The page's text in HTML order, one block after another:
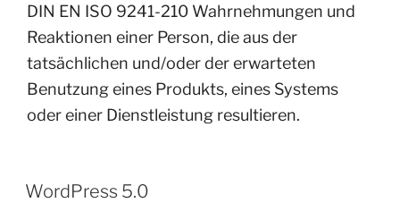
DIN EN ISO 9241-210 Wahrnehmungen und
Reaktionen einer Person, die aus der
tatsächlichen und/oder der erwarteten
Benutzung eines Produkts, eines Systems
oder einer Dienstleistung resultieren.
WordPress 5.0